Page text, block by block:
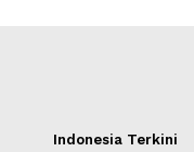
Indonesia Terkini